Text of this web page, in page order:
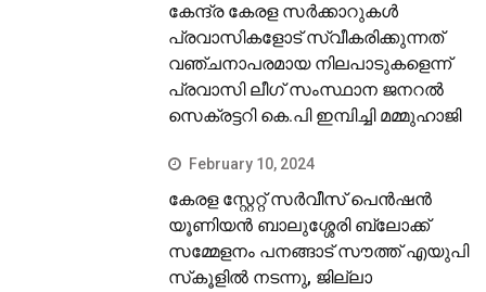
കേന്ദ്ര കേരള സര്‍ക്കാറുകള്‍
പ്രവാസികളോട് സ്വീകരിക്കുന്നത്
വഞ്ചനാപരമായ നിലപാടുകളെന്ന്
പ്രവാസി ലീഗ് സംസ്ഥാന ജനറല്‍
സെക്രട്ടറി കെ.പി ഇമ്പിച്ചി മമ്മുഹാജി
February 10, 2024
കേരള സ്റ്റേറ്റ് സര്‍വീസ് പെന്‍ഷന്‍
യൂണിയന്‍ ബാലുശ്ശേരി ബ്ലോക്ക്
സമ്മേളനം പനങ്ങാട് സൗത്ത് എയുപി
സ്‌കൂളില്‍ നടന്നു, ജില്ലാ